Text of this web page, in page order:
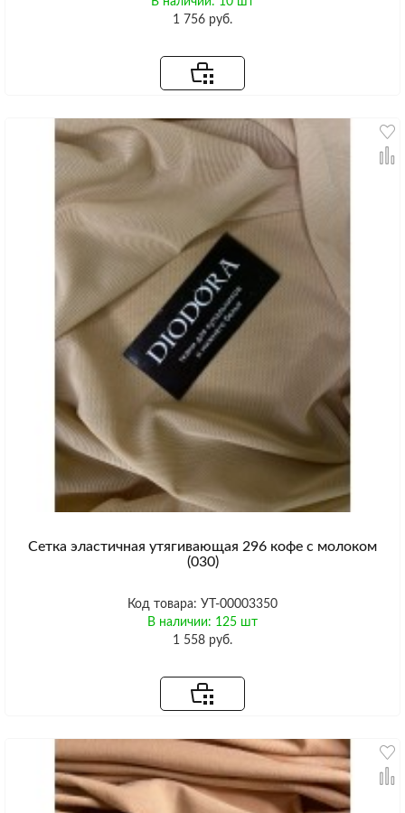
1 756 руб.
Сетка эластичная утягивающая 296 кофе с молоком
(030)
Код товара: УТ-00003350
В наличии: 125 шт
1 558 руб.